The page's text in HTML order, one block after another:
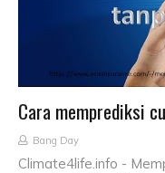
Cara memprediksi
Bang Day
Climate4life.info -